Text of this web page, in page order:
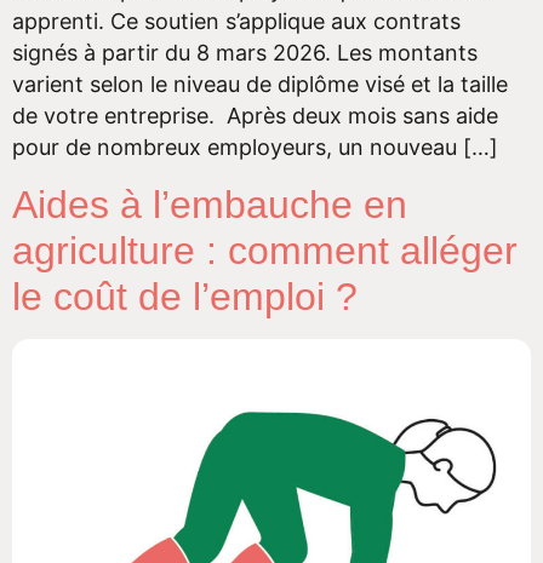
apprenti. Ce soutien s’applique aux contrats
signés à partir du 8 mars 2026. Les montants
varient selon le niveau de diplôme visé et la taille
de votre entreprise. Après deux mois sans aide
pour de nombreux employeurs, un nouveau […]
Aides à l’embauche en
agriculture : comment alléger
le coût de l’emploi ?